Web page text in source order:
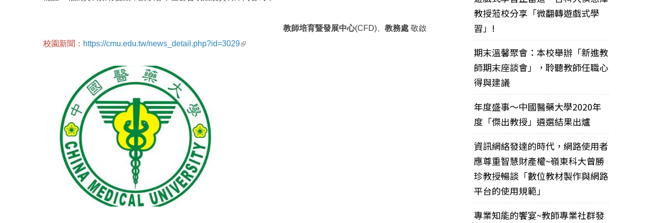
教師培育暨發展中心(CFD)、 教務處 敬啟
校園新聞： https://cmu.edu.tw/news_detail.php?id=3029(link is external)
教授蒞校分享「微翻轉遊戲式學
習」!
期末溫馨聚會：本校舉辦「新進教
師期末座談會」，聆聽教師任職心
得與建議
年度盛事～中國醫藥大學2020年
度「傑出教授」遴選結果出爐
資訊網絡發達的時代，網路使用者
應尊重智慧財產權~嶺東科大曾勝
珍教授暢談「數位教材製作與網路
平台的使用規範」
專業知能的饗宴~教師專業社群發